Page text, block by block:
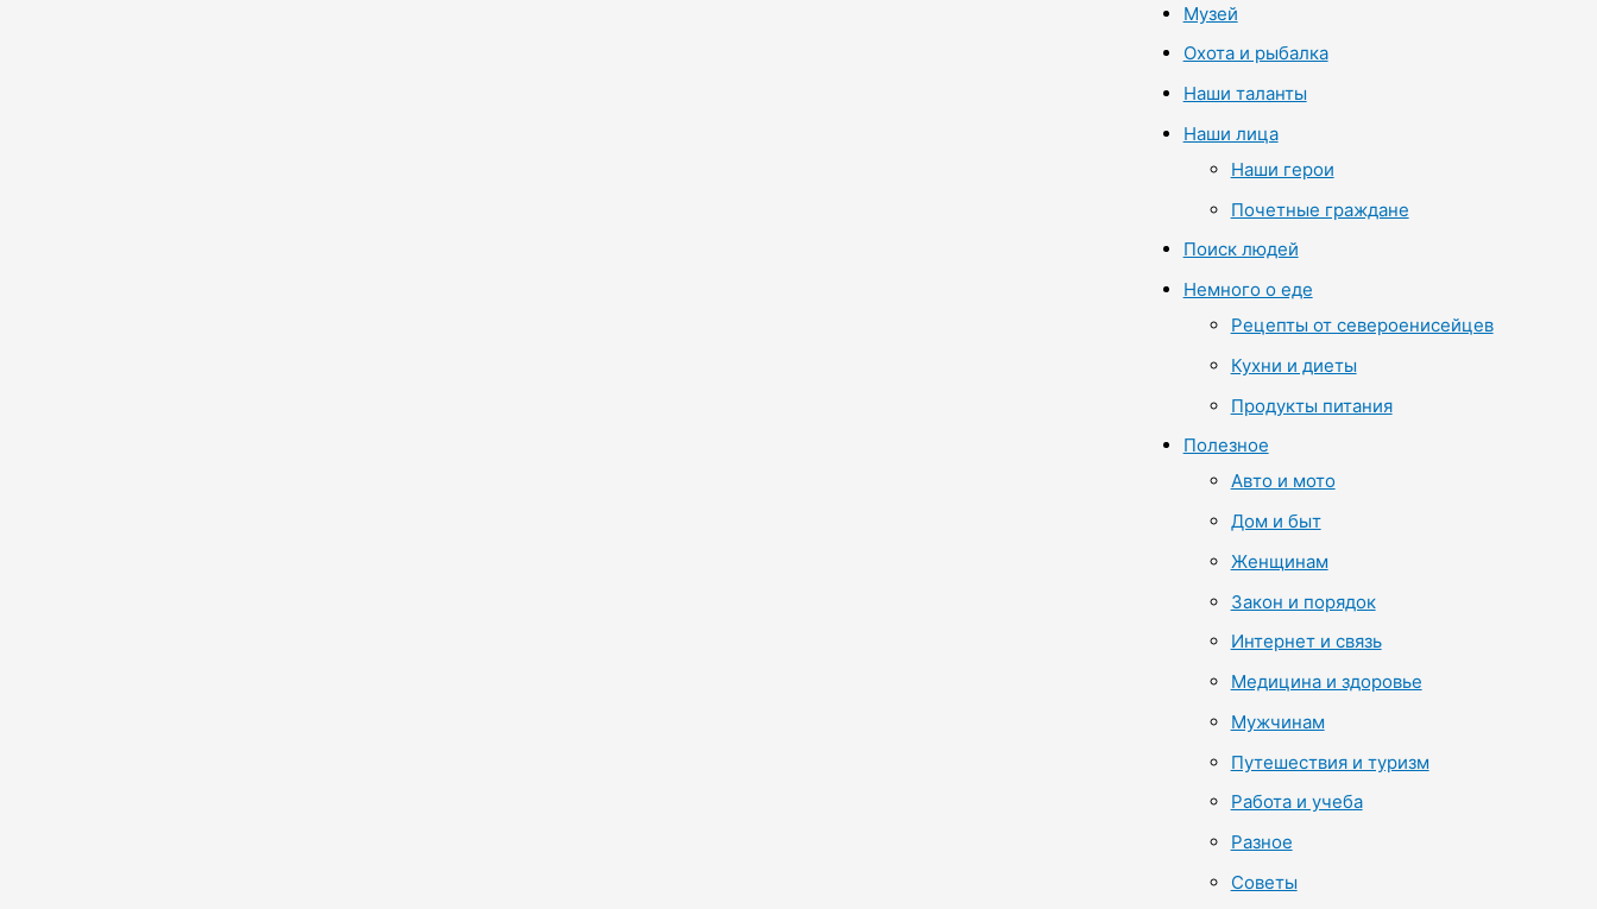
Музей
Охота и рыбалка
Наши таланты
Наши лица
Наши герои
Почетные граждане
Поиск людей
Немного о еде
Рецепты от североенисейцев
Кухни и диеты
Продукты питания
Полезное
Авто и мото
Дом и быт
Женщинам
Закон и порядок
Интернет и связь
Медицина и здоровье
Мужчинам
Путешествия и туризм
Работа и учеба
Разное
Советы